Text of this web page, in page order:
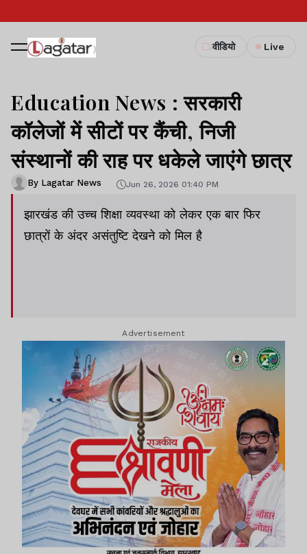
वीडियो Live
Education News : सरकारी
कॉलेजों में सीटों पर कैंची, निजी
संस्थानों की राह पर धकेले जाएंगे छात्र
By Lagatar News Jun 26, 2026 01:40 PM
झारखंड की उच्च शिक्षा व्यवस्था को लेकर एक बार फिर
छात्रों के अंदर असंतुष्टि देखने को मिल है
Advertisement